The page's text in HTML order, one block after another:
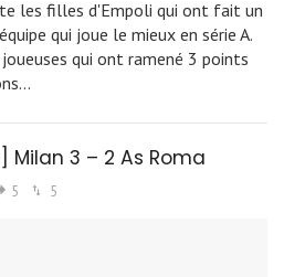
les filles d'Empoli qui ont fait un
qui joue le mieux en série A.
qui ont ramené 3 points
Milan 3 – 2 As Roma
5 5